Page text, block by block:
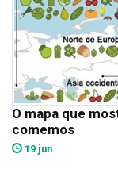
O mapa que
comemos
19 jun